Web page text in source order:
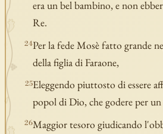
era un bel bambino, e non
Re.
24Per la fede Mosè fatto grande
della figlia di Faraone,
25Eleggendo piuttosto di essere
popol di Dio, che godere per
26Maggior tesoro giudicando